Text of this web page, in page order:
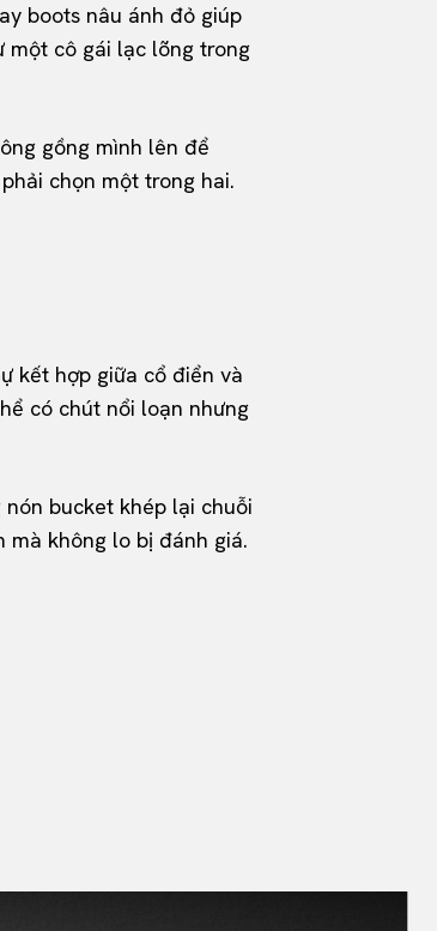
boots nâu ánh đỏ giúp
một cô gái lạc lõng trong
gồng mình lên để
chọn một trong hai.
kết hợp giữa cổ điển và
có chút nổi loạn nhưng
bucket khép lại chuỗi
mà không lo bị đánh giá.